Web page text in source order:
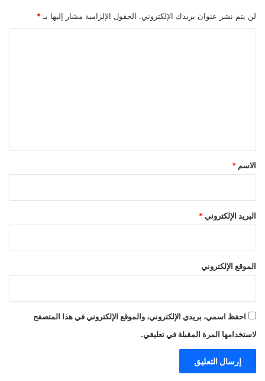
لن يتم نشر عنوان بريدك الإلكتروني. الحقول الإلزامية مشار إليها بـ *
*
الاسم *
البريد الإلكتروني *
الموقع الإلكتروني
احفظ اسمي، بريدي الإلكتروني، والموقع الإلكتروني في هذا المتصفح
لاستخدامها المرة المقبلة في تعليقي.